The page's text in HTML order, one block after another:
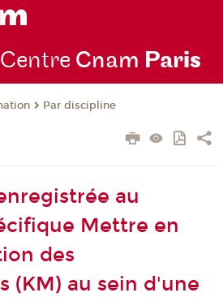
Centre Cnam Paris
Par discipline
au
Mettre en
des
(KM) au sein d'une